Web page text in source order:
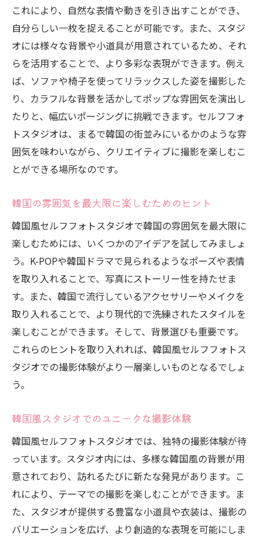
これにより、自然な表情や動きを引き出すことができ、
自分らしい一枚を捉えることが可能です。また、スタジ
オには様々な背景や小道具が用意されているため、それ
らを活用することで、より多彩な表現ができます。例え
ば、ソファや椅子を使ってリラックスした姿を撮影した
り、カラフルな背景を活かしてポップな雰囲気を演出し
たりと、幅広いポージングに挑戦できます。セルフフォ
トスタジオは、まるで韓国の街並みにいるかのような雰
囲気を味わいながら、クリエイティブに撮影を楽しむこ
とができる場所なのです。
韓国の雰囲気を最大限に楽しむためのヒント
韓国風セルフフォトスタジオで韓国の雰囲気を最大限に
楽しむためには、いくつかのアイデアを試してみましょ
う。K-POPや韓国ドラマで見られるようなポーズや表情
を取り入れることで、写真にストーリー性を持たせま
す。また、韓国で流行しているアクセサリーやメイクを
取り入れることで、より現代的で洗練されたスタイルを
楽しむことができます。そして、背景選びも重要です。
これらのヒントを取り入れれば、韓国風セルフフォトス
タジオでの撮影体験がより一層楽しいものとなるでしょ
う。
韓国風スタジオでのユニークな撮影体験
韓国風セルフフォトスタジオでは、独特の撮影体験が待
っています。スタジオ内には、多様な韓国風の背景が用
意されており、訪れるたびに新たな発見があります。こ
れにより、テーマでの撮影を楽しむことができます。ま
た、スタジオが提供する豊富な小道具や衣装は、撮影の
バリエーションを広げ、より創造的な表現を可能にしま